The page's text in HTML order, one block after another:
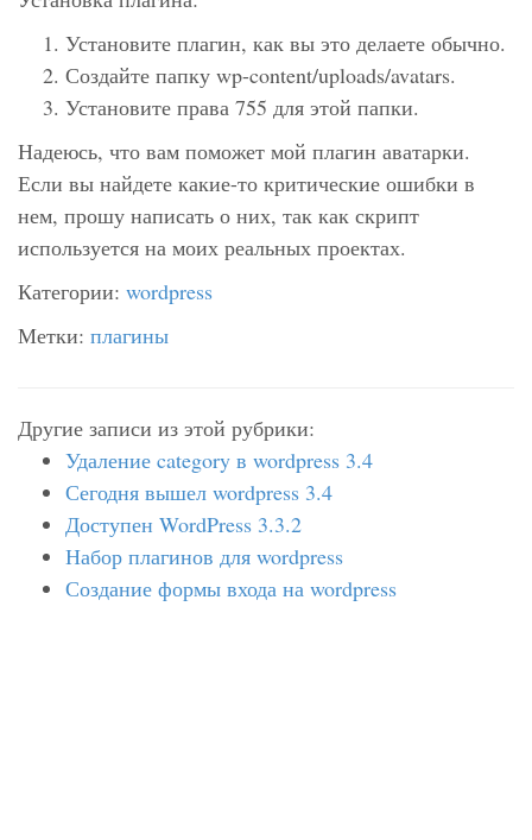
Установите плагин, как вы это делаете обычно.
Создайте папку wp-content/uploads/avatars.
Установите права 755 для этой папки.
Надеюсь, что вам поможет мой плагин аватарки.
Если вы найдете какие-то критические ошибки в
нем, прошу написать о них, так как скрипт
используется на моих реальных проектах.
Категории: wordpress
Метки: плагины
Другие записи из этой рубрики:
Удаление category в wordpress 3.4
Сегодня вышел wordpress 3.4
Доступен WordPress 3.3.2
Набор плагинов для wordpress
Создание формы входа на wordpress